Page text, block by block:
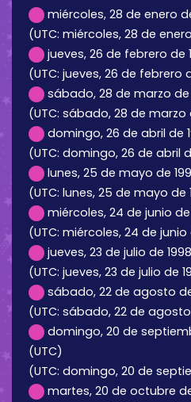
miércoles, 28 de enero
(UTC: miércoles, 28 de
jueves, 26 de febrero de
(UTC: jueves, 26 de febrero
sábado, 28 de marzo de
(UTC: sábado, 28 de marzo
domingo, 26 de abril de
(UTC: domingo, 26 de abril
lunes, 25 de mayo de
(UTC: lunes, 25 de mayo de
miércoles, 24 de junio de
(UTC: miércoles, 24 de junio
jueves, 23 de julio de
(UTC: jueves, 23 de julio de
sábado, 22 de agosto
(UTC: sábado, 22 de
domingo, 20 de
(UTC)
(UTC: domingo, 20 de
martes, 20 de octubre de